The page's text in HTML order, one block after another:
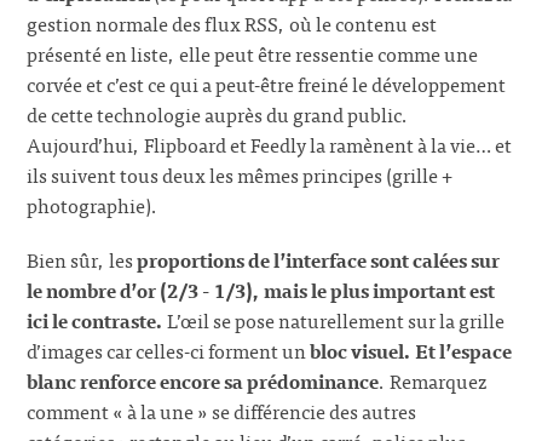
gestion normale des flux RSS, où le contenu est
présenté en liste, elle peut être ressentie comme une
corvée et c’est ce qui a peut-être freiné le développement
de cette technologie auprès du grand public.
Aujourd’hui, Flipboard et Feedly la ramènent à la vie… et
ils suivent tous deux les mêmes principes (grille +
photographie).
Bien sûr, lesproportions de l’interface sont calées sur
le nombre d’or (2/3 - 1/3), mais le plus important est
ici le contraste.L’œil se pose naturellement sur la grille
d’images car celles-ci forment unbloc visuel. Et l’espace
blanc renforce encore sa prédominance. Remarquez
comment « à la une » se différencie des autres